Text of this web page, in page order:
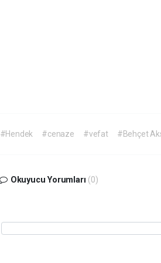
#Hendek #cenaze #vefat #Behçet
Okuyucu Yorumları (0)